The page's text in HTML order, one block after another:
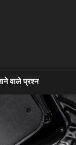
वाले प्रश्न